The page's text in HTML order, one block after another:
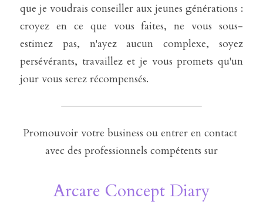
que je voudrais conseiller aux jeunes générations :
croyez en ce que vous faites, ne vous sous-
estimez pas, n'ayez aucun complexe, soyez
persévérants, travaillez et je vous promets qu'un
jour vous serez récompensés.
Promouvoir votre business ou entrer en contact
avec des professionnels compétents sur
Arcare Concept Diary